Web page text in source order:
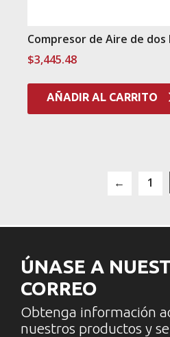
Compresor de Aire de dos
$3,445.48
AÑADIR AL CARRITO
← 1
ÚNASE A
CORREO
Obtenga información
nuestros productos y